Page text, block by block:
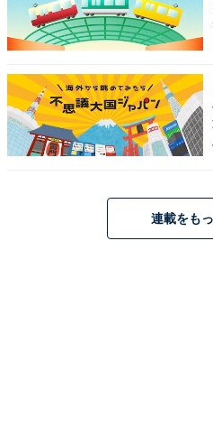
連載をも